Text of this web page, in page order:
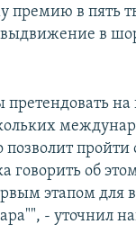
премию в пять
в
претендовать
позволит
говорить об
этапом для
- уточнил